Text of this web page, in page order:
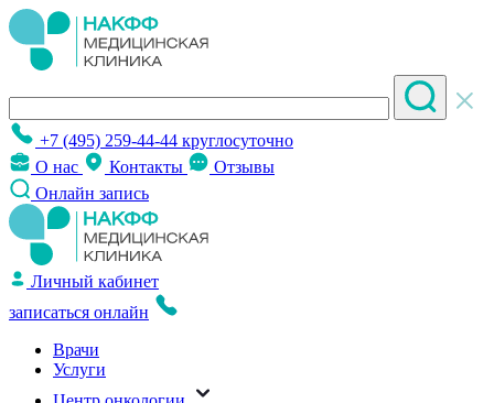
+7 (495) 259-44-44 круглосуточно
О нас
Контакты
Отзывы
Онлайн запись
Личный кабинет
записаться онлайн
Врачи
Услуги